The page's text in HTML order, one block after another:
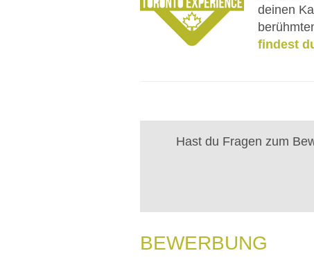
deinen
findest
Hast du Fragen zum
BEWERBUNG